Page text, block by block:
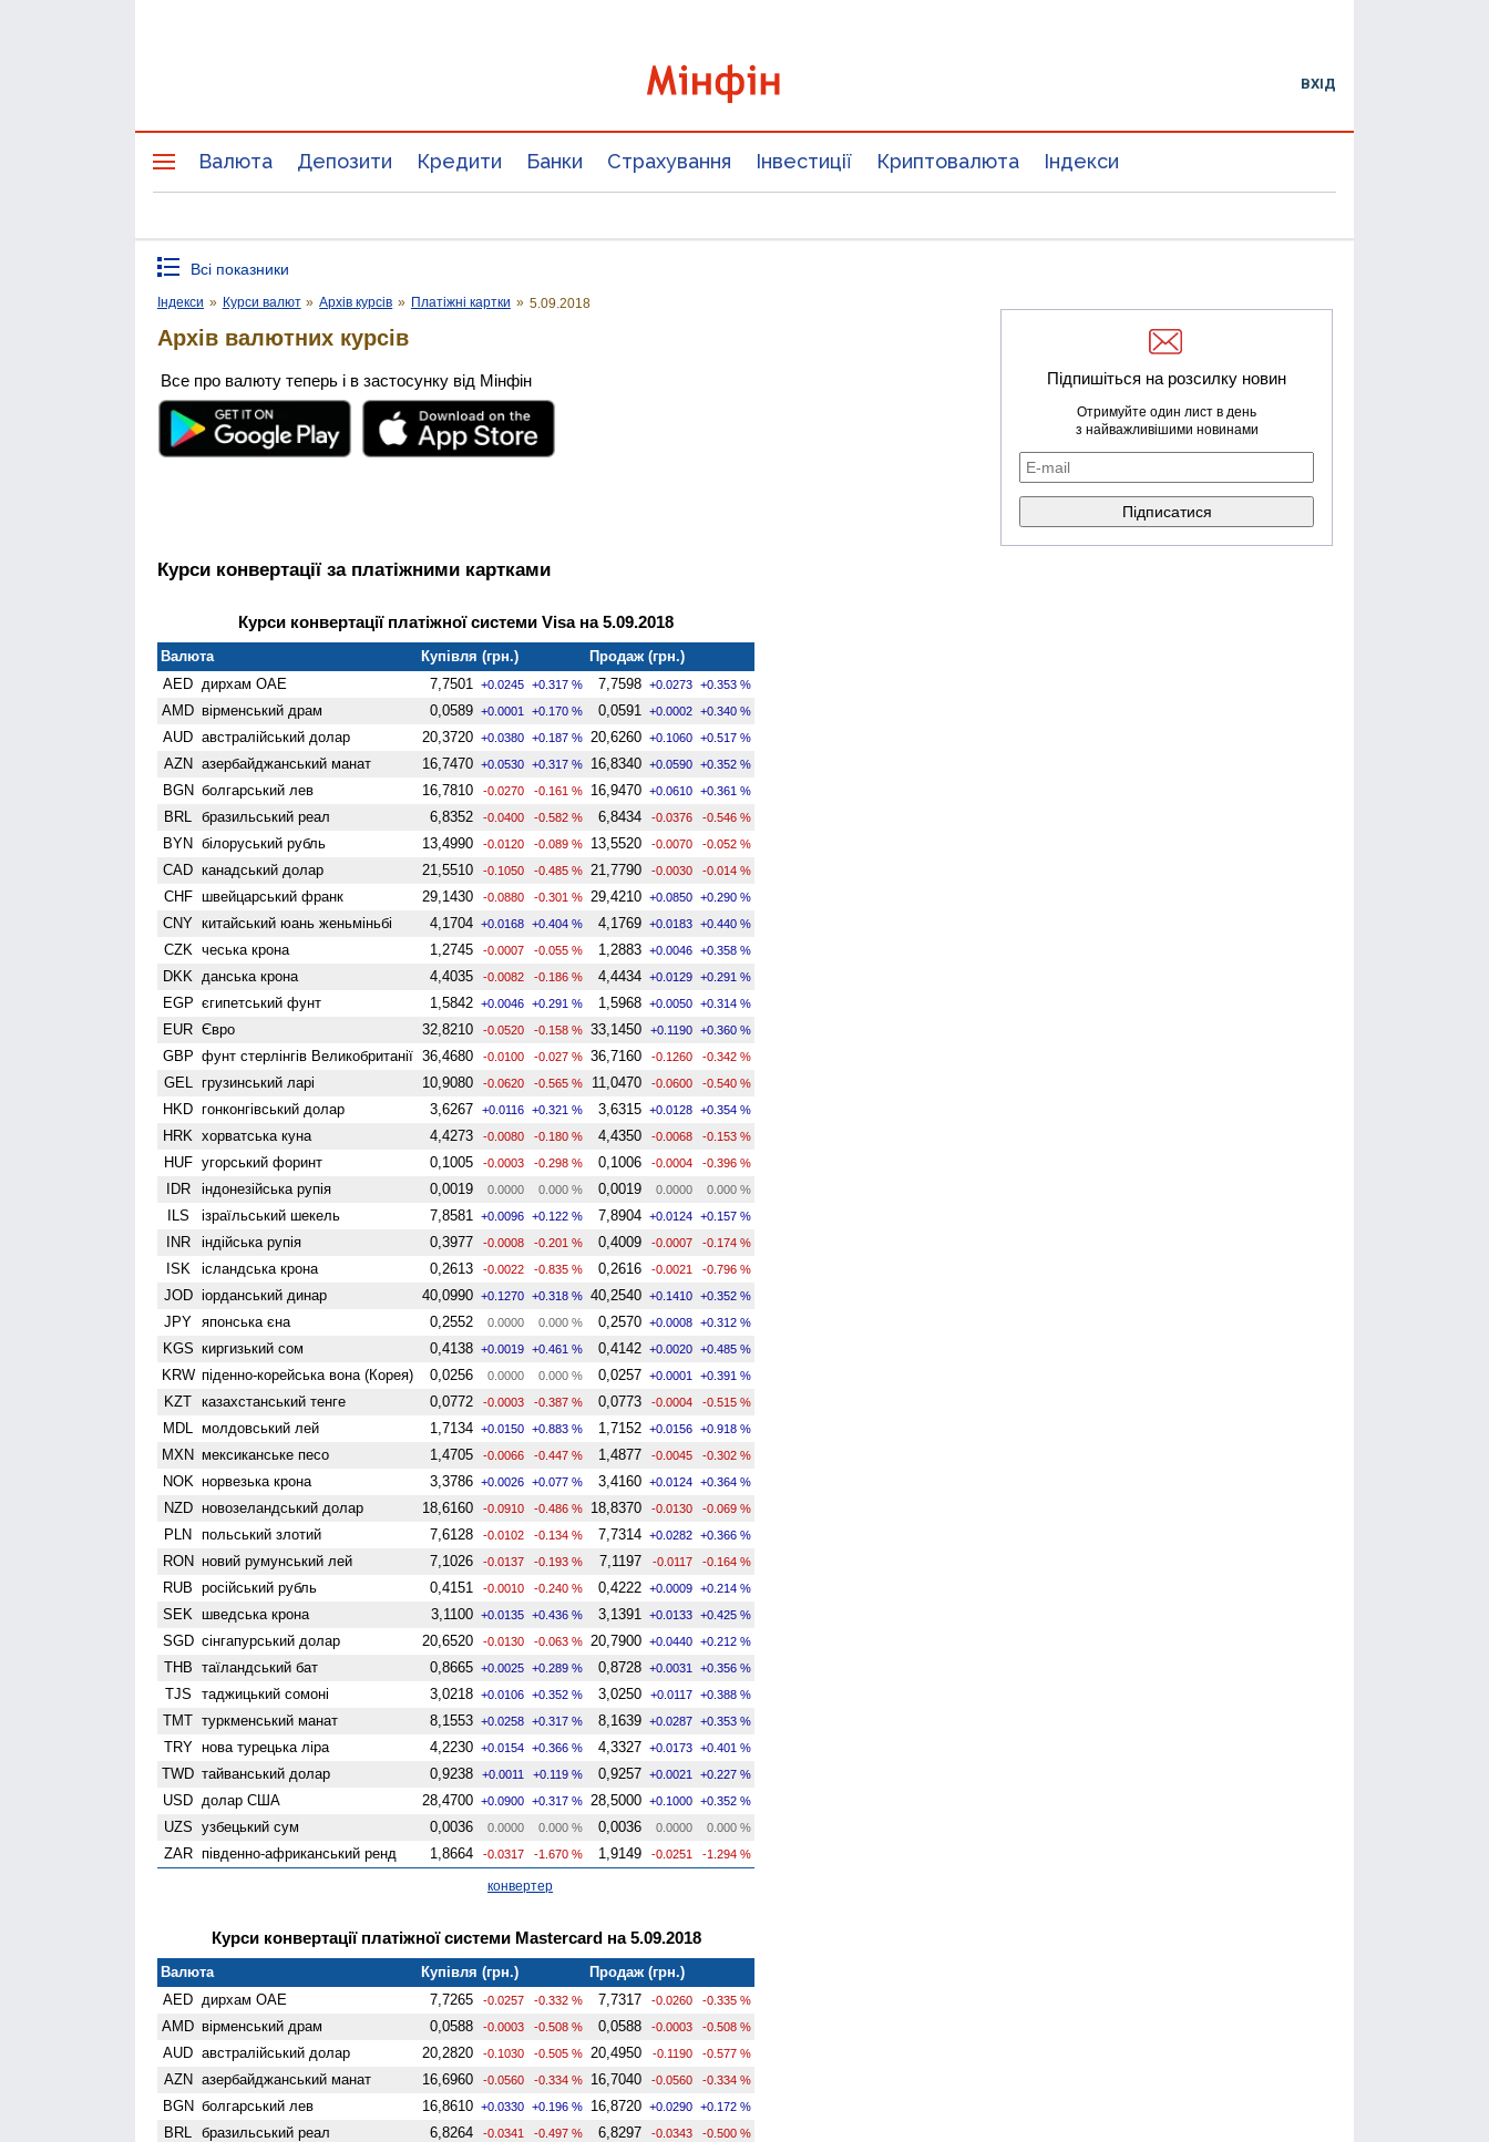
ВХІД
Валюта Депозити Кредити Банки Страхування Інвестиції Криптовалюта Індекси
Всі показники
Індекси » Курси валют » Архів курсів » Платіжні картки » 5.09.2018
Архів валютних курсів
Все про валюту теперь і в застосунку від Мінфін
Курси конвертації за платіжними картками
Курси конвертації платіжної системи Visa на 5.09.2018
Валюта Купівля (грн.)
Продаж (грн.)
AED дирхам ОАЕ 7,7501 +0.0245 +0.317 % 7,7598 +0.0273 +0.353 %
AMD вiрменський драм 0,0589 +0.0001 +0.170 % 0,0591 +0.0002 +0.340 %
AUD австралійський долар 20,3720 +0.0380 +0.187 % 20,6260 +0.1060 +0.517 %
AZN азербайджанський манат 16,7470 +0.0530 +0.317 % 16,8340 +0.0590 +0.352 %
BGN болгарський лев 16,7810 -0.0270 -0.161 % 16,9470 +0.0610 +0.361 %
BRL бразильський реал 6,8352 -0.0400 -0.582 % 6,8434 -0.0376 -0.546 %
BYN білоруський рубль 13,4990 -0.0120 -0.089 % 13,5520 -0.0070 -0.052 %
CAD канадський долар 21,5510 -0.1050 -0.485 % 21,7790 -0.0030 -0.014 %
CHF швейцарський франк 29,1430 -0.0880 -0.301 % 29,4210 +0.0850 +0.290 %
CNY китайський юань женьмiньбi 4,1704 +0.0168 +0.404 % 4,1769 +0.0183 +0.440 %
CZK чеська крона 1,2745 -0.0007 -0.055 % 1,2883 +0.0046 +0.358 %
DKK данська крона 4,4035 -0.0082 -0.186 % 4,4434 +0.0129 +0.291 %
EGP єгипетський фунт 1,5842 +0.0046 +0.291 % 1,5968 +0.0050 +0.314 %
EUR Євро 32,8210 -0.0520 -0.158 % 33,1450 +0.1190 +0.360 %
GBP фунт стерлінгів Велико­британії 36,4680 -0.0100 -0.027 % 36,7160 -0.1260 -0.342 %
GEL грузинський ларі 10,9080 -0.0620 -0.565 % 11,0470 -0.0600 -0.540 %
HKD гонконгівський долар 3,6267 +0.0116 +0.321 % 3,6315 +0.0128 +0.354 %
HRK хорватська куна 4,4273 -0.0080 -0.180 % 4,4350 -0.0068 -0.153 %
HUF угорський форинт 0,1005 -0.0003 -0.298 % 0,1006 -0.0004 -0.396 %
IDR індонезійська рупія 0,0019 0.0000 0.000 % 0,0019 0.0000 0.000 %
ILS ізраїльський шекель 7,8581 +0.0096 +0.122 % 7,8904 +0.0124 +0.157 %
INR індійська рупія 0,3977 -0.0008 -0.201 % 0,4009 -0.0007 -0.174 %
ISK ісландська крона 0,2613 -0.0022 -0.835 % 0,2616 -0.0021 -0.796 %
JOD іорданський динар 40,0990 +0.1270 +0.318 % 40,2540 +0.1410 +0.352 %
JPY японська єна 0,2552 0.0000 0.000 % 0,2570 +0.0008 +0.312 %
KGS киргизький сом 0,4138 +0.0019 +0.461 % 0,4142 +0.0020 +0.485 %
KRW піденно-корейська вона (Корея) 0,0256 0.0000 0.000 % 0,0257 +0.0001 +0.391 %
KZT казахстанський тенге 0,0772 -0.0003 -0.387 % 0,0773 -0.0004 -0.515 %
MDL молдовський лей 1,7134 +0.0150 +0.883 % 1,7152 +0.0156 +0.918 %
MXN мексиканське песо 1,4705 -0.0066 -0.447 % 1,4877 -0.0045 -0.302 %
NOK норвезька крона 3,3786 +0.0026 +0.077 % 3,4160 +0.0124 +0.364 %
NZD ново­зеландський долар 18,6160 -0.0910 -0.486 % 18,8370 -0.0130 -0.069 %
PLN польський злотий 7,6128 -0.0102 -0.134 % 7,7314 +0.0282 +0.366 %
RON новий румунський лей 7,1026 -0.0137 -0.193 % 7,1197 -0.0117 -0.164 %
RUB російський рубль 0,4151 -0.0010 -0.240 % 0,4222 +0.0009 +0.214 %
SEK шведська крона 3,1100 +0.0135 +0.436 % 3,1391 +0.0133 +0.425 %
SGD сінгапурський долар 20,6520 -0.0130 -0.063 % 20,7900 +0.0440 +0.212 %
THB таїландський бат 0,8665 +0.0025 +0.289 % 0,8728 +0.0031 +0.356 %
TJS таджицький сомоні 3,0218 +0.0106 +0.352 % 3,0250 +0.0117 +0.388 %
TMT туркменський манат 8,1553 +0.0258 +0.317 % 8,1639 +0.0287 +0.353 %
TRY нова турецька ліра 4,2230 +0.0154 +0.366 % 4,3327 +0.0173 +0.401 %
TWD тайванський долар 0,9238 +0.0011 +0.119 % 0,9257 +0.0021 +0.227 %
USD долар США 28,4700 +0.0900 +0.317 % 28,5000 +0.1000 +0.352 %
UZS узбецький сум 0,0036 0.0000 0.000 % 0,0036 0.0000 0.000 %
ZAR південно-африканський ренд 1,8664 -0.0317 -1.670 % 1,9149 -0.0251 -1.294 %
конвертер
Курси конвертації платіжної системи Mastercard на 5.09.2018
Валюта Купівля (грн.)
Продаж (грн.)
AED дирхам ОАЕ 7,7265 -0.0257 -0.332 % 7,7317 -0.0260 -0.335 %
AMD вiрменський драм 0,0588 -0.0003 -0.508 % 0,0588 -0.0003 -0.508 %
AUD австралійський долар 20,2820 -0.1030 -0.505 % 20,4950 -0.1190 -0.577 %
AZN азербайджанський манат 16,6960 -0.0560 -0.334 % 16,7040 -0.0560 -0.334 %
BGN болгарський лев 16,8610 +0.0330 +0.196 % 16,8720 +0.0290 +0.172 %
BRL бразильський реал 6,8264 -0.0341 -0.497 % 6,8297 -0.0343 -0.500 %
Підпишіться на розсилку новин
Отримуйте один лист в день
з найважливішими новинами